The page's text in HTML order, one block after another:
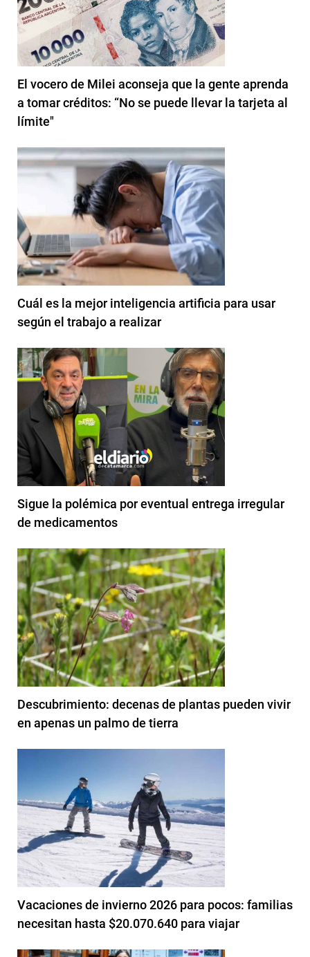
El vocero de Milei aconseja que la gente aprenda
a tomar créditos: “No se puede llevar la tarjeta al
límite"
Cuál es la mejor inteligencia artificia para usar
según el trabajo a realizar
Sigue la polémica por eventual entrega irregular
de medicamentos
Descubrimiento: decenas de plantas pueden vivir
en apenas un palmo de tierra
Vacaciones de invierno 2026 para pocos: familias
necesitan hasta $20.070.640 para viajar